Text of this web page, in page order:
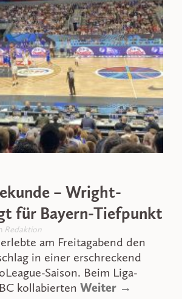
– Wright-
für Bayern-Tiefpunkt
Redaktion
am Freitagabend den
in einer erschreckend
Saison. Beim Liga-
kollabierten Weiter →